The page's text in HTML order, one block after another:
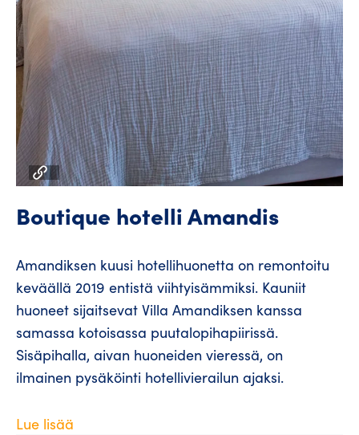
Boutique hotelli Amandis
Amandiksen kuusi hotellihuonetta on remontoitu
keväällä 2019 entistä viihtyisämmiksi. Kauniit
huoneet sijaitsevat Villa Amandiksen kanssa
samassa kotoisassa puutalopihapiirissä.
Sisäpihalla, aivan huoneiden vieressä, on
ilmainen pysäköinti hotellivierailun ajaksi.
Lue lisää